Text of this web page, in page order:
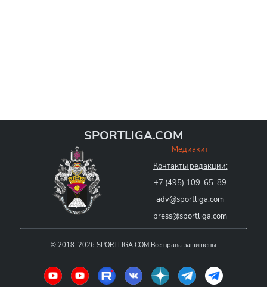
SPORTLIGA.COM
Медиакит
Контакты редакции:
+7 (495) 109-65-89
adv@sportliga.com
press@sportliga.com
© 2018–2026 SPORTLIGA.COM Все права защищены